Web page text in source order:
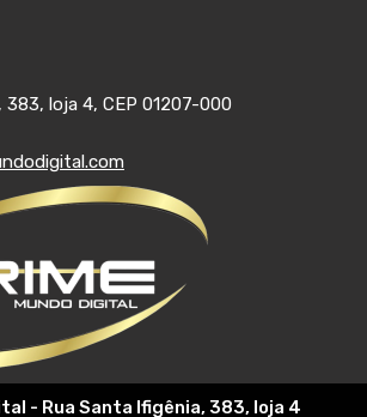
383, loja 4, CEP 01207-000
- Rua Santa Ifigênia, 383, loja 4